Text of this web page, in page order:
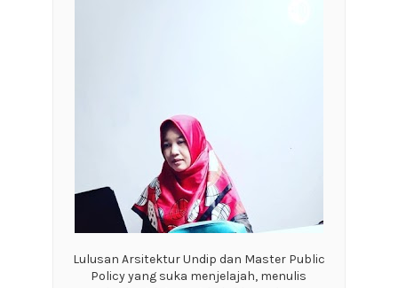
Lulusan Arsitektur Undip dan Master Public
Policy yang suka menjelajah, menulis